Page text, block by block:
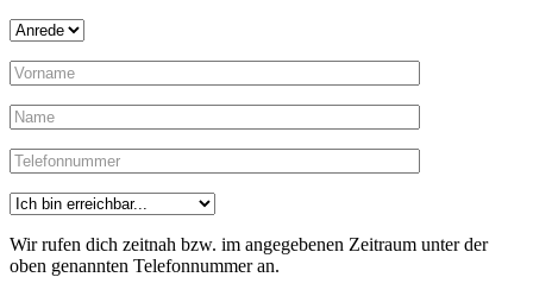
Wir rufen dich zeitnah bzw. im angegebenen Zeitraum unter der
oben genannten Telefonnummer an.